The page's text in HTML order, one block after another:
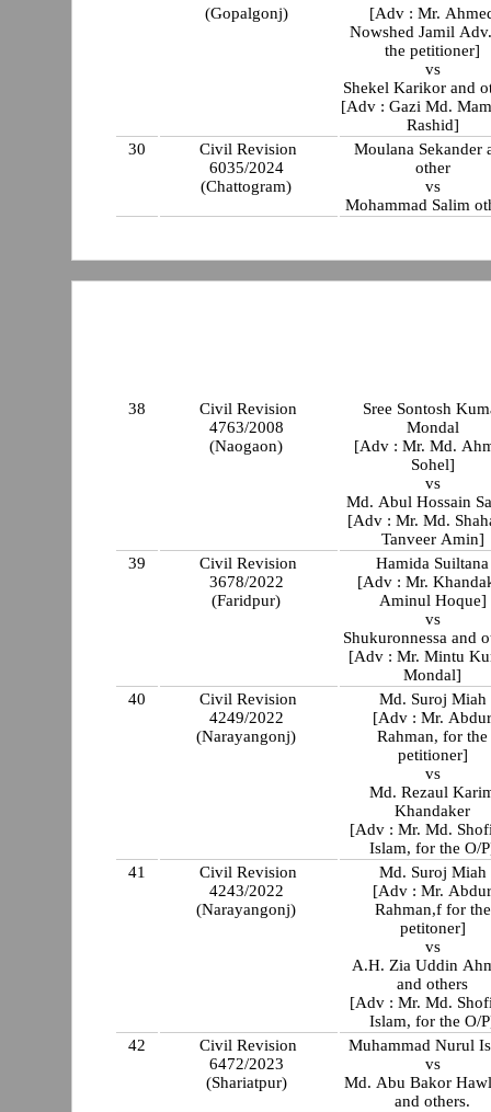
(Gopalgonj)
[Adv : Mr.
Nowshed Jamil Adv. for
the petitioner]
vs
Shekel Karikor and
[Adv : Gazi Md.
Rashid]
30
Civil Revision
6035/2024
(Chattogram)
Moulana Sekander
other
vs
Mohammad Salim
38
Civil Revision
4763/2008
(Naogaon)
Sree Sontosh
Mondal
[Adv : Mr. Md.
Sohel]
vs
Md. Abul Hossain
[Adv : Mr. Md.
Tanveer Amin]
39
Civil Revision
3678/2022
(Faridpur)
Hamida Suiltana
[Adv : Mr.
Aminul Hoque]
vs
Shukuronnessa and
[Adv : Mr. Mintu
Mondal]
40
Civil Revision
4249/2022
(Narayangonj)
Md. Suroj Miah
[Adv : Mr.
Rahman, for the
petitioner]
vs
Md. Rezaul
Khandaker
[Adv : Mr. Md.
Islam, for the O/
41
Civil Revision
4243/2022
(Narayangonj)
Md. Suroj Miah
[Adv : Mr.
Rahman,f for the
petitoner]
vs
A.H. Zia Uddin
and others
[Adv : Mr. Md.
Islam, for the O/
42
Civil Revision
6472/2023
(Shariatpur)
Muhammad Nurul
vs
Md. Abu Bakor
and others.